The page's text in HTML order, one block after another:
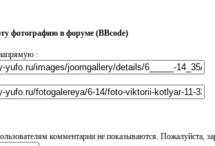
фотографию в форуме (BBcode)
:
комментарии не показываются. Пожалуйста,